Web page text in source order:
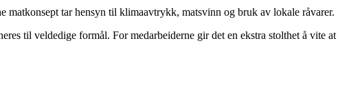
matkonsept tar hensyn til klimaavtrykk, matsvinn og bruk av lokale råvarer.
til veldedige formål. For medarbeiderne gir det en ekstra stolthet å vite at